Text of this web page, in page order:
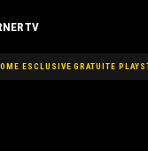
ESCLUSIVE GRATUITE